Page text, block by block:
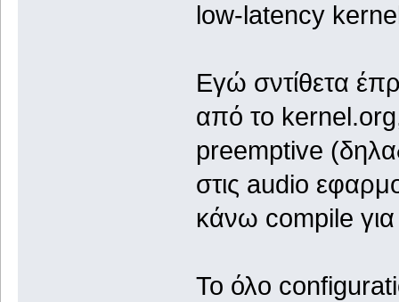
low-latency
Εγώ σντίθετα
από το
preemptive
στις audio
κάνω compile
To όλο